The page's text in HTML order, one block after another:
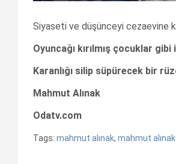
Siyaseti ve düşünceyi cezaevine
Oyuncağı kırılmış çocuklar
Karanlığı silip süpürecek bir
Mahmut Alınak
Odatv.com
Tags: mahmut alınak, mahmut alınak